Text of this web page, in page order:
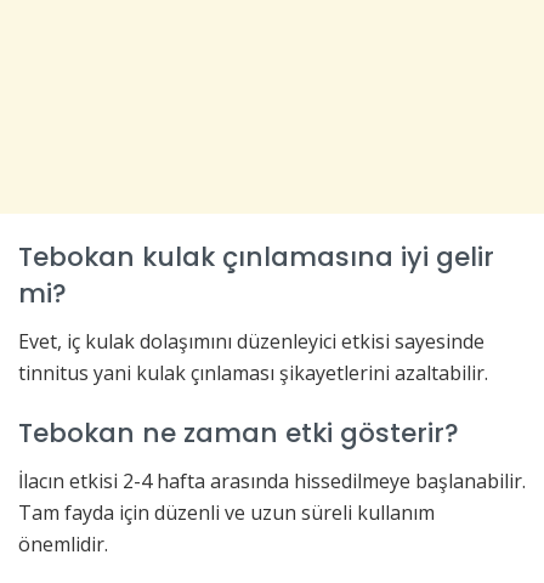
Tebokan kulak çınlamasına iyi gelir
mi?
Evet, iç kulak dolaşımını düzenleyici etkisi sayesinde
tinnitus yani kulak çınlaması şikayetlerini azaltabilir.
Tebokan ne zaman etki gösterir?
İlacın etkisi 2-4 hafta arasında hissedilmeye başlanabilir.
Tam fayda için düzenli ve uzun süreli kullanım
önemlidir.